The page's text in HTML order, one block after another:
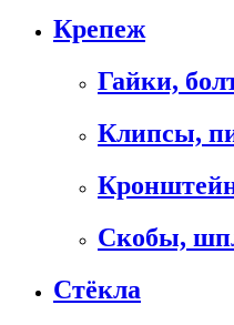
Крепеж
Гайки,
Клипсы,
Скобы,
Стёкла